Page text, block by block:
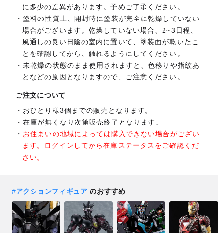
に多少の差異があります。予めご了承ください。
塗料の性質上、開封時に塗装が完全に乾燥していない
場合がございます。乾燥していない場合、2~3日程、
風通しの良い日陰の室内に置いて、塗装面が乾いたこ
とを確認してから、触れるようにしてください。
未乾燥の状態のまま使用されますと、色移りや指紋あ
となどの原因となりますので、ご注意ください。
ご注文について
おひとり様3個までの販売となります。
在庫が無くなり次第販売終了となります。
お住まいの地域によっては購入できない場合がござい
ます。ログインしてから在庫ステータスをご確認くだ
さい。
#アクションフィギュア のおすすめ